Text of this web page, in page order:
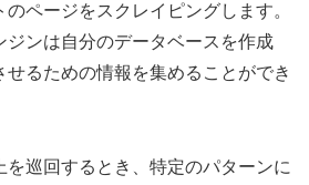
ページをスクレイピングします。
ジンは自分のデータベースを作成
せるための情報を集めることができ
を巡回するとき、特定のパターンに